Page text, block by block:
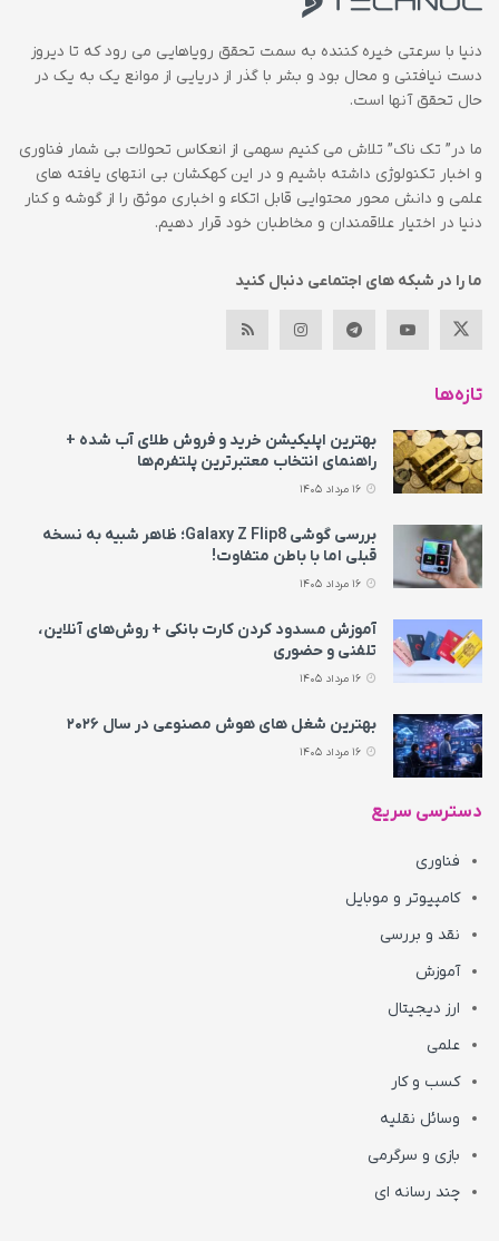
دنیا با سرعتی خیره کننده به سمت تحقق رویاهایی می رود که تا دیروز
دست نیافتنی و محال بود و بشر با گذر از دریایی از موانع یک به یک در
حال تحقق آنها است.
ما در” تک ناک” تلاش می کنیم سهمی از انعکاس تحولات بی شمار فناوری
و اخبار تکنولوژی داشته باشیم و در این کهکشان بی انتهای یافته های
علمی و دانش محور محتوایی قابل اتکاء و اخباری موثق را از گوشه و کنار
دنیا در اختیار علاقمندان و مخاطبان خود قرار دهیم.
ما را در شبکه های اجتماعی دنبال کنید
تازه‌ها
بهترین اپلیکیشن خرید و فروش طلای آب شده +
راهنمای انتخاب معتبرترین پلتفرم‌ها
بررسی گوشی Galaxy Z Flip8؛ ظاهر شبیه به نسخه
قبلی اما با باطن متفاوت!
آموزش مسدود کردن کارت بانکی + روش‌های آنلاین،
تلفنی و حضوری
بهترین شغل های هوش مصنوعی در سال ۲۰۲۶
دسترسی سریع
فناوری
کامپیوتر و موبایل
نقد و بررسی
آموزش
ارز دیجیتال
علمی
کسب و کار
وسائل نقلیه
بازی و سرگرمی
چند رسانه ای